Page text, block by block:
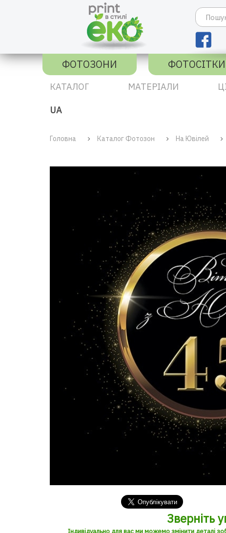
ФОТОЗОНИ
ФОТОСІТКИ
КАТАЛОГ МАТЕРІАЛИ
UA
Головна Каталог Фотозон На Ювілей
Зверніть
Індивідуально для вас ми можемо змінити деталі